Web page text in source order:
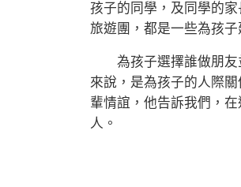
孩子的同學，及同學的
旅遊團，都是一些為孩
為孩子選擇誰做朋友
來說，是為孩子的人際
輩情誼，他告訴我們，
人。